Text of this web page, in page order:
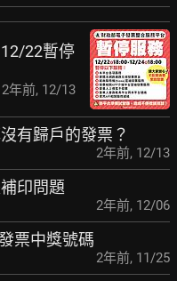
22暫停
2年前, 12/13
有歸戶的發票？
2年前, 12/13
印問題
2年前, 12/06
票中獎號碼
2年前, 11/25